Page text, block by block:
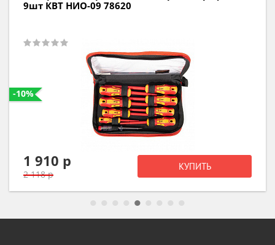
6шт КВТ НИО-06 78617
-10%
1 280 р
1 422 р
КУПИТЬ